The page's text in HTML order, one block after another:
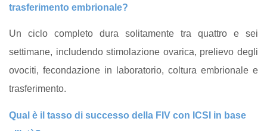
trasferimento embrionale?
Un ciclo completo dura solitamente tra quattro e sei
settimane, includendo stimolazione ovarica, prelievo degli
ovociti, fecondazione in laboratorio, coltura embrionale e
trasferimento.
Qual è il tasso di successo della FIV con ICSI in base